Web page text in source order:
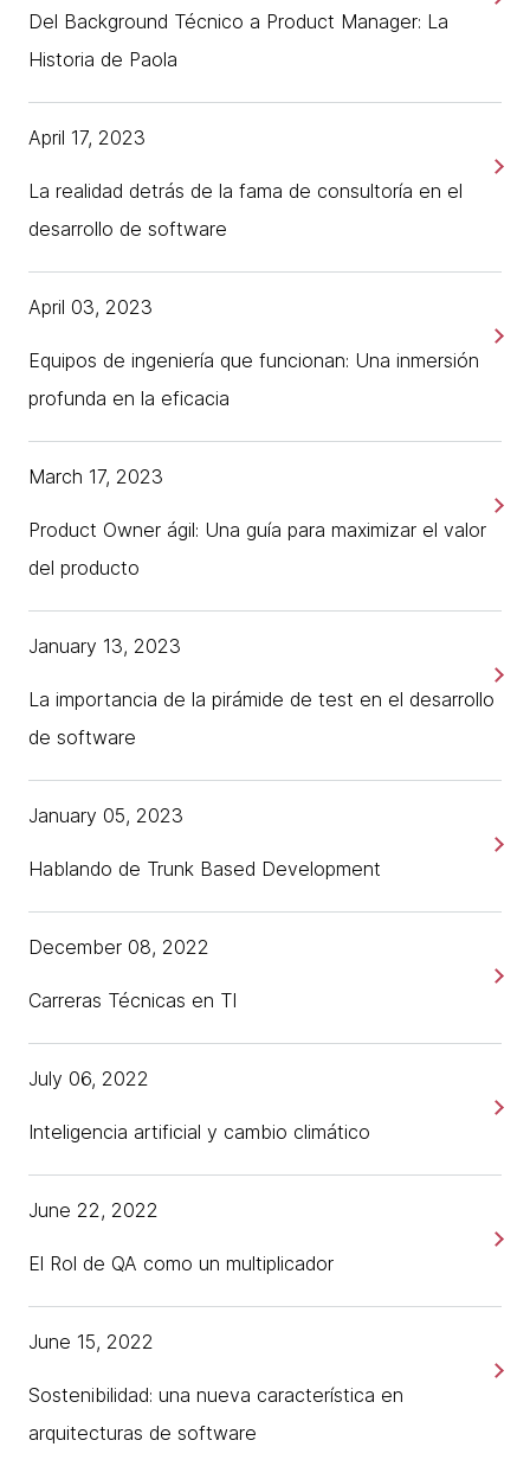
Del Background Técnico a Product Manager: La
Historia de Paola
La realidad detrás de la fama de consultoría en el
desarrollo de software
April 17, 2023
Equipos de ingeniería que funcionan: Una inmersión
profunda en la eficacia
April 03, 2023
Product Owner ágil: Una guía para maximizar el valor
del producto
March 17, 2023
La importancia de la pirámide de test en el desarrollo
de software
January 13, 2023
Hablando de Trunk Based Development
January 05, 2023
Carreras Técnicas en TI
December 08, 2022
Inteligencia artificial y cambio climático
July 06, 2022
El Rol de QA como un multiplicador
June 22, 2022
Sostenibilidad: una nueva característica en
arquitecturas de software
June 15, 2022